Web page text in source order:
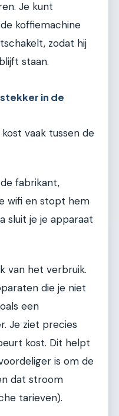
Je kunt
koffiemachine
zodat hij
staan.
in de
vaak tussen de
fabrikant,
wifi en stopt hem
sluit je je apparaat
van het verbruik.
die je niet
een
Je ziet precies
kost. Dit helpt
is om de
dat stroom
tarieven).